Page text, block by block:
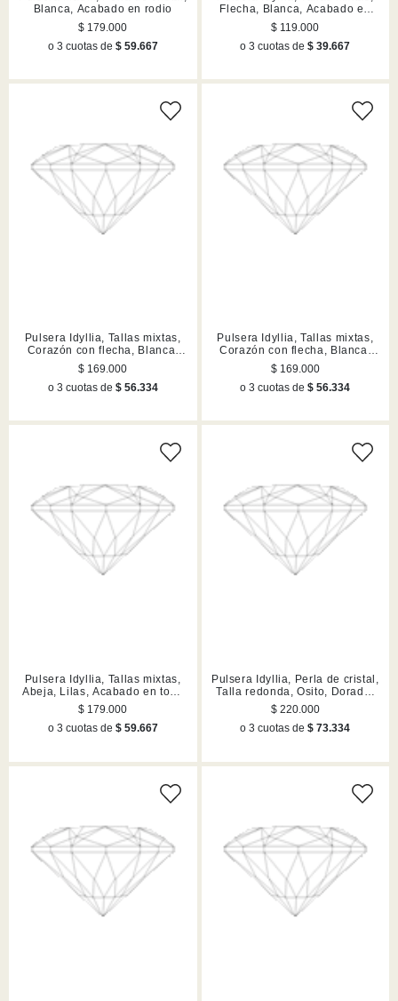
Blanca, Acabado en rodio
$ 179.000
o 3 cuotas de $ 59.667
Flecha, Blanca, Acabado en
rodio
$ 119.000
o 3 cuotas de$ 39.667
Pulsera Idyllia, Tallas mixtas,
Corazón con flecha, Blanca,
Acabado en tono oro
$ 169.000
o 3 cuotas de $ 56.334
Pulsera Idyllia, Tallas mixtas,
Corazón con flecha, Blanca,
Acabado en rodio
$ 169.000
o 3 cuotas de$ 56.334
Pulsera Idyllia, Tallas mixtas,
Abeja, Lilas, Acabado en tono
oro
$ 179.000
o 3 cuotas de $ 59.667
Pulsera Idyllia, Perla de cristal,
Talla redonda, Osito, Dorado,
Acabado en tono oro
$ 220.000
o 3 cuotas de$ 73.334